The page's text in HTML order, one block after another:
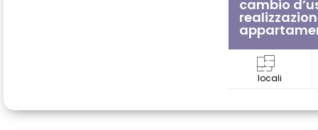
cambio
locali